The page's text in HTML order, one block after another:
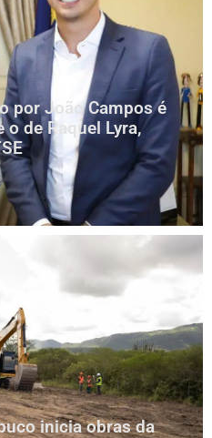
por João Campos é
de Raquel Lyra,
inicia obras da